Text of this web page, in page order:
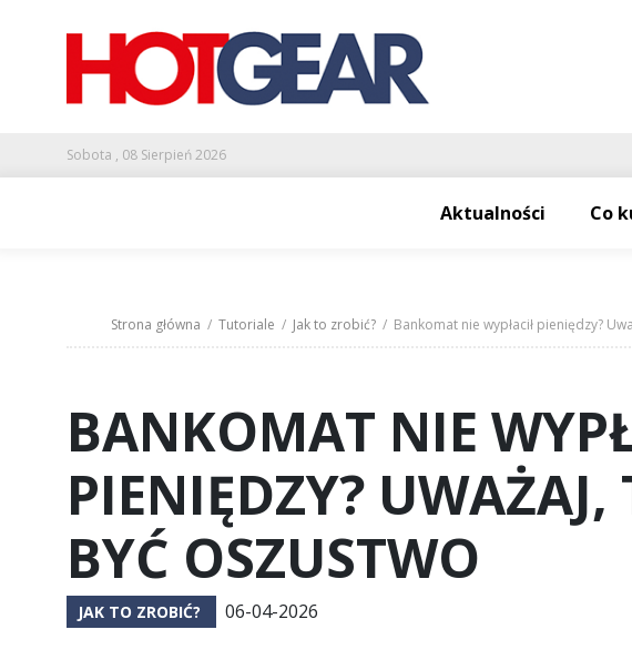
Sobota , 08 Sierpień 2026
Aktualności Co
Strona główna / Tutoriale / Jak to zrobić?/ Bankomat nie wypłacił pieniędzy?
BANKOMAT NIE
PIENIĘDZY?
BYĆ OSZUSTWO
JAK TO ZROBIĆ? 06-04-2026